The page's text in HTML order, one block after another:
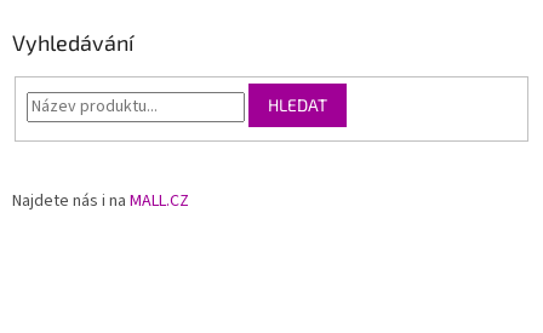
Vyhledávání
HLEDAT
Najdete nás i na MALL.CZ